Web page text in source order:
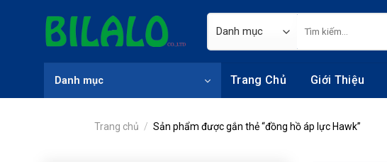
kiếm:
Danh mục Trang Chủ Giới Thiệu
Trang chủ / Sản phẩm được gắn thẻ “đồng hồ áp lực Hawk”